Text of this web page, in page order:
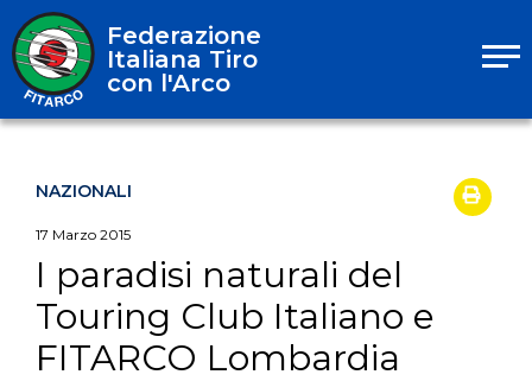
Federazione
Italiana Tiro
con l'Arco
NAZIONALI
17 Marzo 2015
I paradisi naturali del
Touring Club Italiano e
FITARCO Lombardia